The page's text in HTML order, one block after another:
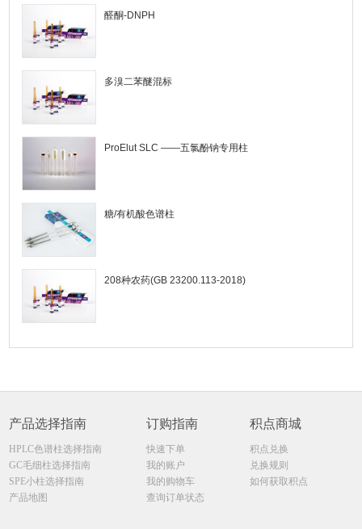
醛酮-DNPH
多溴二苯醚混标
ProElut SLC ——五氯酚钠专用柱
糖/有机酸色谱柱
208种农药(GB 23200.113-2018)
产品选择指南
HPLC色谱柱选择指南
GC毛细柱选择指南
SPE小柱选择指南
产品地图
订购指南
快速下单
我的账户
我的购物车
查询订单状态
积点商城
积点兑换
兑换规则
如何获取积点